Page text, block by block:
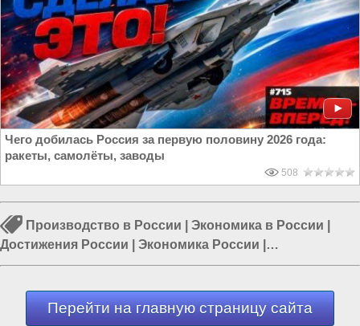
Чего добилась Россия за первую половину 2026 года:
ракеты, самолёты, заводы
508
Производство в России Экономика в России
Достижения России
Экономика России
Промышленность в России|Строительство в России|
Перейти на главную страницу сайта